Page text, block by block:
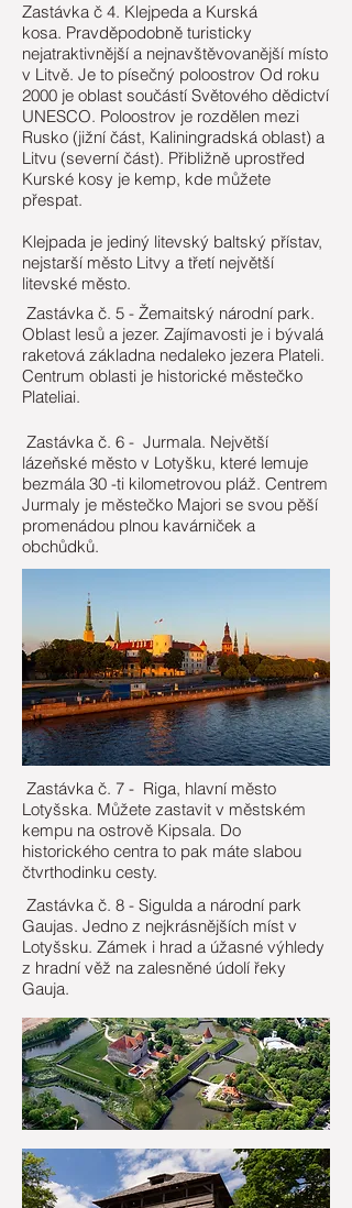
Zastávka č 4. Klejpeda a Kurská
kosa. Pravděpodobně turisticky
nejatraktivnější a nejnavštěvovanější místo
v Litvě. Je to písečný poloostrov Od roku
2000 je oblast součástí Světového dědictví
UNESCO. Poloostrov je rozdělen mezi
Rusko (jižní část, Kaliningradská oblast) a
Litvu (severní část). Přibližně uprostřed
Kurské kosy je kemp, kde můžete
přespat.
Klejpada je jediný litevský baltský přístav,
nejstarší město Litvy a třetí největší
litevské město.
Zastávka č. 5 - Žemaitský národní park.
Oblast lesů a jezer. Zajímavosti je i bývalá
raketová základna nedaleko jezera Plateli.
Centrum oblasti je historické městečko
Plateliai.
Zastávka č. 6 - Jurmala. Největší
lázeňské město v Lotyšku, které lemuje
bezmála 30 -ti kilometrovou pláž. Centrem
Jurmaly je městečko Majori se svou pěší
promenádou plnou kavárniček a
obchůdků.
Zastávka č. 7 - Riga, hlavní město
Lotyšska. Můžete zastavit v městském
kempu na ostrově Kipsala. Do
historického centra to pak máte slabou
čtvrthodinku cesty.
Zastávka č. 8 - Sigulda a národní park
Gaujas. Jedno z nejkrásnějších míst v
Lotyšsku. Zámek i hrad a úžasné výhledy
z hradní věž na zalesněné údolí řeky
Gauja.